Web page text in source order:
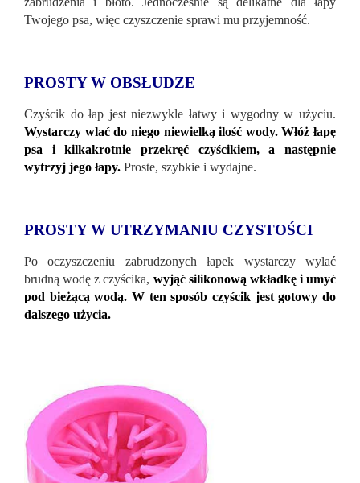
Twojego psa, więc czyszczenie sprawi mu przyjemność.
PROSTY W OBSŁUDZE
Czyścik do łap jest niezwykle łatwy i wygodny w użyciu.
Wystarczy wlać do niego niewielką ilość wody. Włóż łapę
psa i kilkakrotnie przekręć czyścikiem, a następnie
wytrzyj jego łapy. Proste, szybkie i wydajne.
PROSTY W UTRZYMANIU CZYSTOŚCI
Po oczyszczeniu zabrudzonych łapek wystarczy wylać
brudną wodę z czyścika, wyjąć silikonową wkładkę i umyć
pod bieżącą wodą. W ten sposób czyścik jest gotowy do
dalszego użycia.